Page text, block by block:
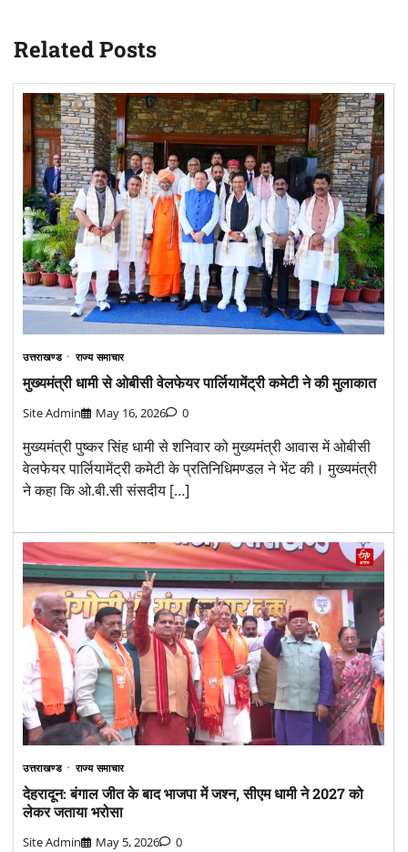
Related Posts
उत्तराखण्ड राज्य समाचार
मुख्यमंत्री धामी से ओबीसी वेलफेयर पार्लियामेंट्री कमेटी ने की मुलाकात
Site Admin May 16, 2026 0
मुख्यमंत्री पुष्कर सिंह धामी से शनिवार को मुख्यमंत्री आवास में ओबीसी
वेलफेयर पार्लियामेंट्री कमेटी के प्रतिनिधिमण्डल ने भेंट की। मुख्यमंत्री
ने कहा कि ओ.बी.सी संसदीय […]
उत्तराखण्ड राज्य समाचार
देहरादून: बंगाल जीत के बाद भाजपा में जश्न, सीएम धामी ने 2027 को
लेकर जताया भरोसा
Site Admin May 5, 2026 0